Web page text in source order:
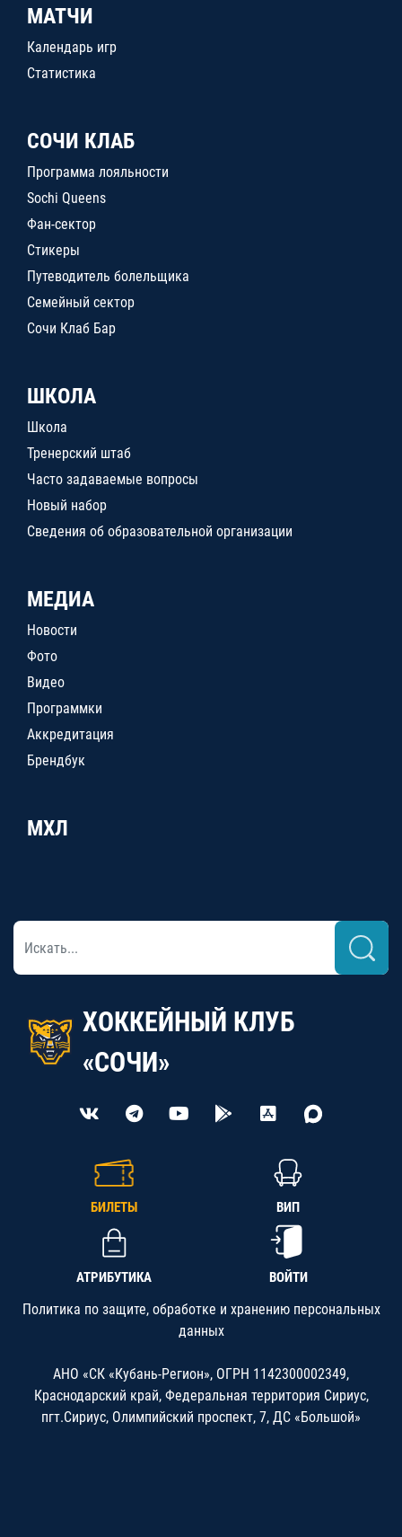
МАТЧИ
Календарь игр
Статистика
СОЧИ КЛАБ
Программа лояльности
Sochi Queens
Фан-сектор
Стикеры
Путеводитель болельщика
Семейный сектор
Сочи Клаб Бар
ШКОЛА
Школа
Тренерский штаб
Часто задаваемые вопросы
Новый набор
Сведения об образовательной организации
МЕДИА
Новости
Фото
Видео
Программки
Аккредитация
Брендбук
МХЛ
ХОККЕЙНЫЙ КЛУБ
«СОЧИ»
БИЛЕТЫ ВИП
АТРИБУТИКА ВОЙТИ
Политика по защите, обработке и хранению персональных
данных
АНО «СК «Кубань-Регион», ОГРН 1142300002349,
Краснодарский край, Федеральная территория Сириус,
пгт.Сириус, Олимпийский проспект, 7, ДС «Большой»